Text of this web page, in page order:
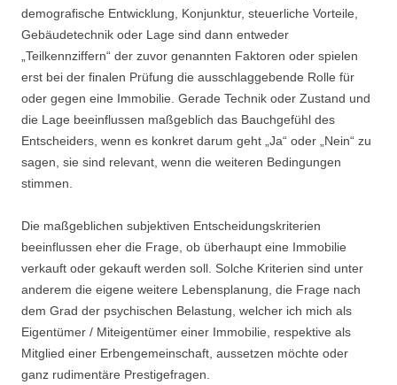
demografische Entwicklung, Konjunktur, steuerliche Vorteile,
Gebäudetechnik oder Lage sind dann entweder
„Teilkennziffern“ der zuvor genannten Faktoren oder spielen
erst bei der finalen Prüfung die ausschlaggebende Rolle für
oder gegen eine Immobilie. Gerade Technik oder Zustand und
die Lage beeinflussen maßgeblich das Bauchgefühl des
Entscheiders, wenn es konkret darum geht „Ja“ oder „Nein“ zu
sagen, sie sind relevant, wenn die weiteren Bedingungen
stimmen.
Die maßgeblichen subjektiven Entscheidungskriterien
beeinflussen eher die Frage, ob überhaupt eine Immobilie
verkauft oder gekauft werden soll. Solche Kriterien sind unter
anderem die eigene weitere Lebensplanung, die Frage nach
dem Grad der psychischen Belastung, welcher ich mich als
Eigentümer / Miteigentümer einer Immobilie, respektive als
Mitglied einer Erbengemeinschaft, aussetzen möchte oder
ganz rudimentäre Prestigefragen.